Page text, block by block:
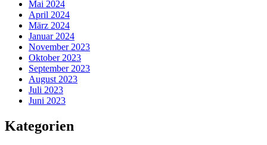
Mai 2024
April 2024
März 2024
Januar 2024
November 2023
Oktober 2023
September 2023
August 2023
Juli 2023
Juni 2023
Kategorien